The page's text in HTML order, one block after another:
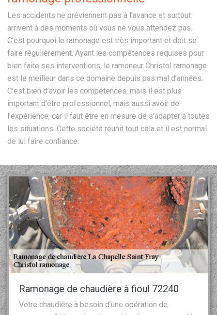
Les accidents ne préviennent pas à l’avance et surtout
arrivent à des moments où vous ne vous attendez pas.
C’est pourquoi le ramonage est très important et doit se
faire régulièrement. Ayant les compétences requises pour
bien faire ses interventions, le ramoneur Christol ramonage
est le meilleur dans ce domaine depuis pas mal d’années.
C’est bien d’avoir les compétences, mais il est plus
important d’être professionnel, mais aussi avoir de
l’expérience, car il faut être en mesure de s’adapter à toutes
les situations. Cette société réunit tout cela et il est normal
de lui faire confiance.
Ramonage de chaudière à fioul 72240
Votre chaudière à besoin d’une opération de